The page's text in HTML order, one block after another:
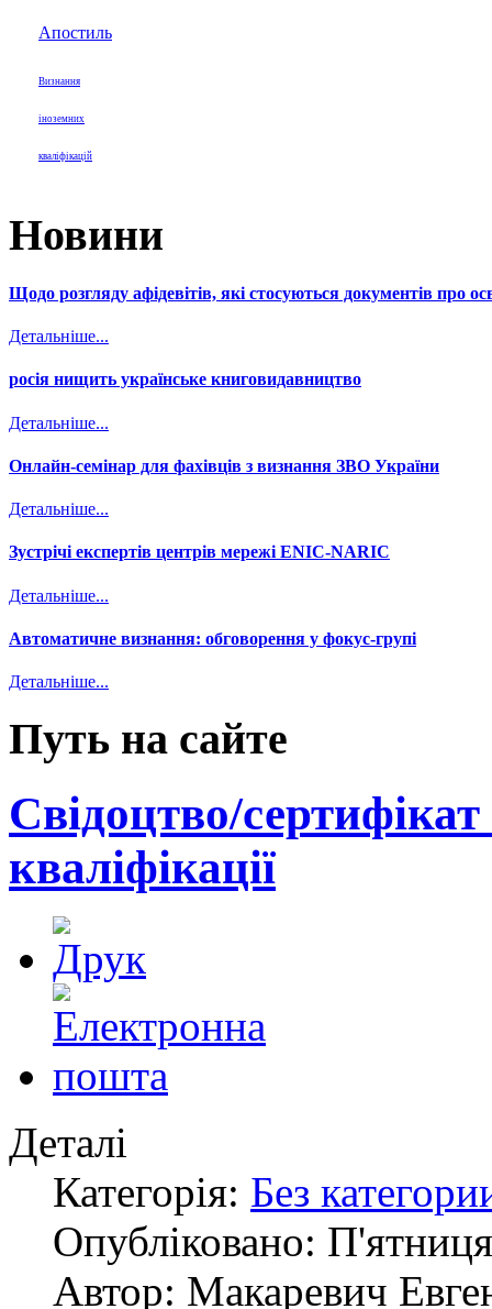
Апостиль
Визнання
іноземних
кваліфікацій
Новини
Щодо розгляду афідевітів, які стосуються документів про
Детальніше...
росія нищить українське книговидавництво
Детальніше...
Онлайн-семінар для фахівців з визнання ЗВО України
Детальніше...
Зустрічі експертів центрів мережі ENIC-NARIC
Детальніше...
Автоматичне визнання: обговорення у фокус-групі
Детальніше...
Путь на сайте
Свідоцтво/
кваліфікації
Деталі
Категорія: Без
Опубліковано:
Автор: Макаревич